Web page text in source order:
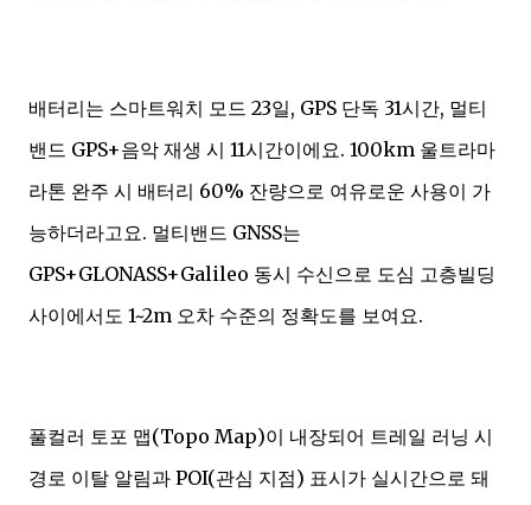
배터리는 스마트워치 모드 23일, GPS 단독 31시간, 멀티
밴드 GPS+음악 재생 시 11시간이에요. 100km 울트라마
라톤 완주 시 배터리 60% 잔량으로 여유로운 사용이 가
능하더라고요. 멀티밴드 GNSS는
GPS+GLONASS+Galileo 동시 수신으로 도심 고층빌딩
사이에서도 1~2m 오차 수준의 정확도를 보여요.
풀컬러 토포 맵(Topo Map)이 내장되어 트레일 러닝 시
경로 이탈 알림과 POI(관심 지점) 표시가 실시간으로 돼